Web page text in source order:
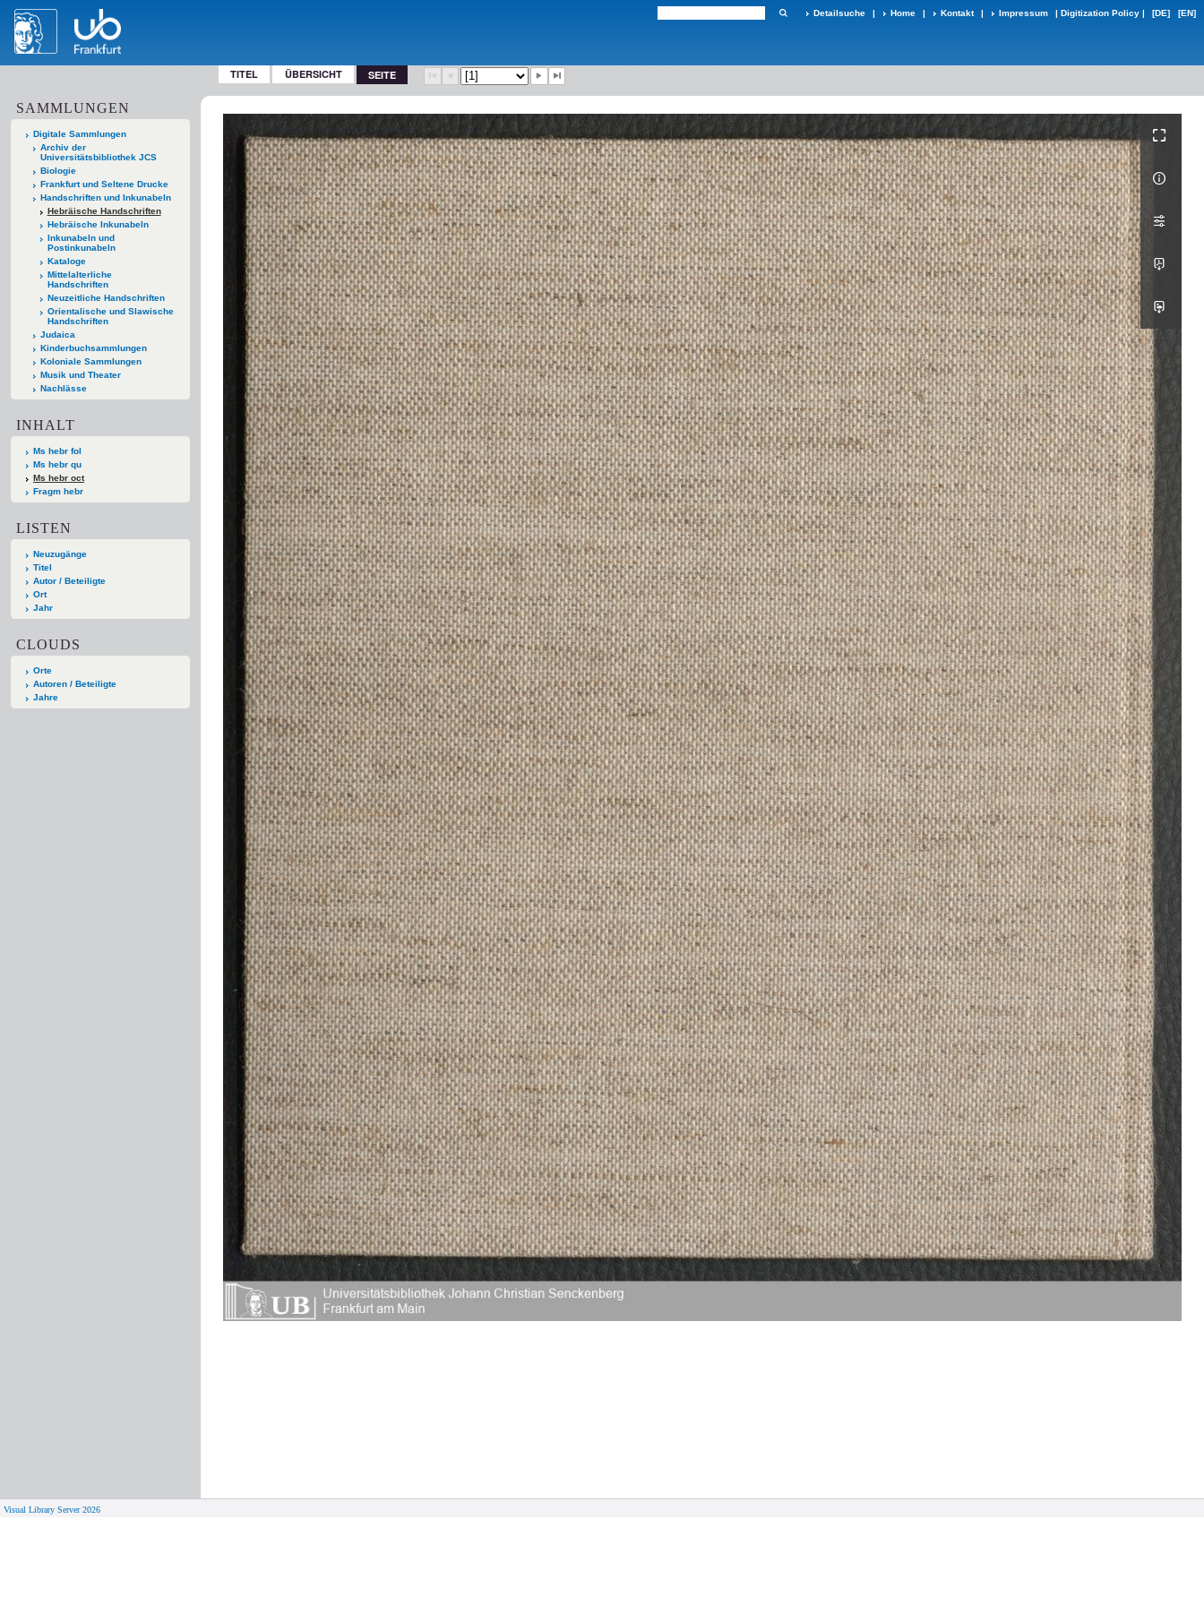
Detailsuche | Home | Kontakt | Impressum | Digitization Policy | [DE] [EN]
TITEL ÜBERSICHT SEITE
SAMMLUNGEN
Digitale Sammlungen
Archiv der
Universitätsbibliothek JCS
Biologie
Frankfurt und Seltene Drucke
Handschriften und Inkunabeln
Hebräische Handschriften
Hebräische Inkunabeln
Inkunabeln und
Postinkunabeln
Kataloge
Mittelalterliche
Handschriften
Neuzeitliche Handschriften
Orientalische und Slawische
Handschriften
Judaica
Kinderbuchsammlungen
Koloniale Sammlungen
Musik und Theater
Nachlässe
INHALT
Ms hebr fol
Ms hebr qu
Ms hebr oct
Fragm hebr
LISTEN
Neuzugänge
Titel
Autor / Beteiligte
Ort
Jahr
CLOUDS
Orte
Autoren / Beteiligte
Jahre
Visual Library Server 2026